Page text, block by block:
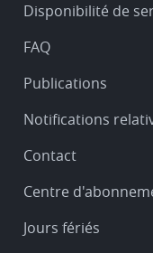
support
Disponibilité de
FAQ
Publications
Notifications
Contact
Centre
Jours fériés